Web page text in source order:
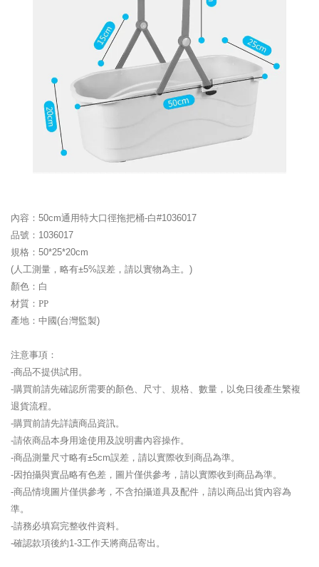
內容：50cm通用特大口徑拖把桶-白#1036017
品號： 1036017
規格：50*25*20cm
(人工測量，略有±5%誤差，請以實物為主。)
顏色：白
材質： PP
產地：中國(台灣監製)
注意事項：
-商品不提供試用。
-購買前請先確認所需要的顏色、尺寸、規格、數量，以免日後產生繁複
退貨流程。
-購買前請先詳讀商品資訊。
-請依商品本身用途使用及說明書內容操作。
-商品測量尺寸略有±5cm誤差，請以實際收到商品為準。
-因拍攝與實品略有色差，圖片僅供參考，請以實際收到商品為準。
-商品情境圖片僅供參考，不含拍攝道具及配件，請以商品出貨內容為
準。
-請務必填寫完整收件資料。
-確認款項後約1-3工作天將商品寄出。